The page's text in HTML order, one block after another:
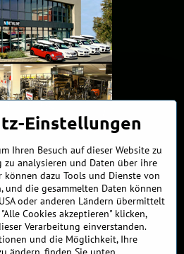
Einstellungen
Ihren Besuch auf dieser Website zu
zu analysieren und Daten über ihre
können dazu Tools und Dienste von
und die gesammelten Daten können
oder anderen Ländern übermittelt
Cookies akzeptieren" klicken,
Verarbeitung einverstanden.
und die Möglichkeit, Ihre